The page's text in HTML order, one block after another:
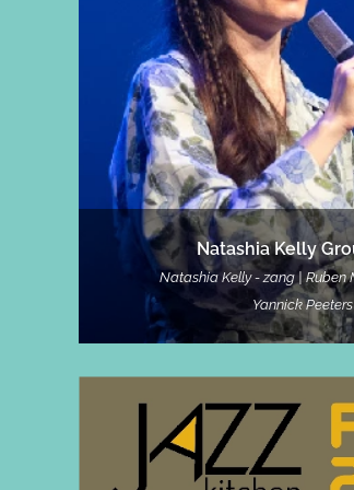
Natashia Kelly
Natashia Kelly - zang | Ruben
Yannick